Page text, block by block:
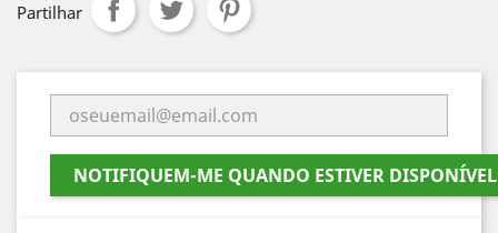
Partilhar
NOTIFIQUEM-ME QUANDO ESTIVER DISPONÍVEL